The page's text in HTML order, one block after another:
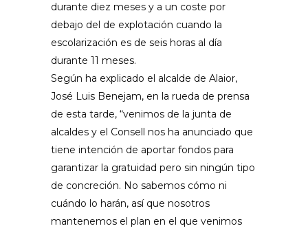
durante diez meses y a un coste por
debajo del de explotación cuando la
escolarización es de seis horas al día
durante 11 meses.
Según ha explicado el alcalde de Alaior,
José Luis Benejam, en la rueda de prensa
de esta tarde, “venimos de la junta de
alcaldes y el Consell nos ha anunciado que
tiene intención de aportar fondos para
garantizar la gratuidad pero sin ningún tipo
de concreción. No sabemos cómo ni
cuándo lo harán, así que nosotros
mantenemos el plan en el que venimos